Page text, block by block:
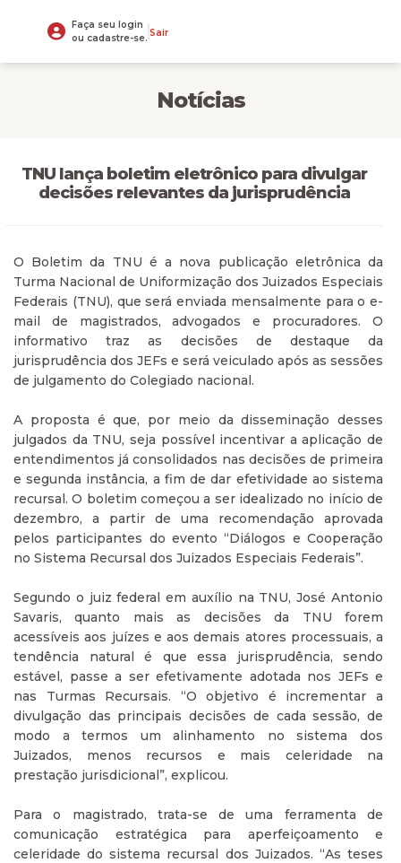
Faça seu login
ou cadastre-se. Sair
Notícias
TNU lança boletim eletrônico para divulgar
decisões relevantes da jurisprudência
O Boletim da TNU é a nova publicação eletrônica da
Turma Nacional de Uniformização dos Juizados Especiais
Federais (TNU), que será enviada mensalmente para o e-
mail de magistrados, advogados e procuradores. O
informativo traz as decisões de destaque da
jurisprudência dos JEFs e será veiculado após as sessões
de julgamento do Colegiado nacional.
A proposta é que, por meio da disseminação desses
julgados da TNU, seja possível incentivar a aplicação de
entendimentos já consolidados nas decisões de primeira
e segunda instância, a fim de dar efetividade ao sistema
recursal. O boletim começou a ser idealizado no início de
dezembro, a partir de uma recomendação aprovada
pelos participantes do evento “Diálogos e Cooperação
no Sistema Recursal dos Juizados Especiais Federais”.
Segundo o juiz federal em auxílio na TNU, José Antonio
Savaris, quanto mais as decisões da TNU forem
acessíveis aos juízes e aos demais atores processuais, a
tendência natural é que essa jurisprudência, sendo
estável, passe a ser efetivamente adotada nos JEFs e
nas Turmas Recursais. “O objetivo é incrementar a
divulgação das principais decisões de cada sessão, de
modo a termos um alinhamento no sistema dos
Juizados, menos recursos e mais celeridade na
prestação jurisdicional”, explicou.
Para o magistrado, trata-se de uma ferramenta de
comunicação estratégica para aperfeiçoamento e
celeridade do sistema recursal dos Juizados. “As teses